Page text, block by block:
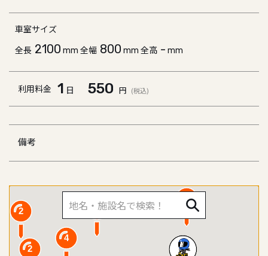
車室サイズ
全長 2100 mm 全幅 800 mm 全高 - mm
利用料金 1 日 550 円 (税込)
備考
4
2
2
2
4